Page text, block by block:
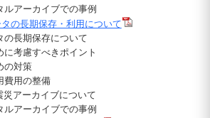
アーカイブでの事例
の長期保存・利用について
長期保存について
考慮すべきポイント
対策
用の整備
アーカイブについて
アーカイブでの事例